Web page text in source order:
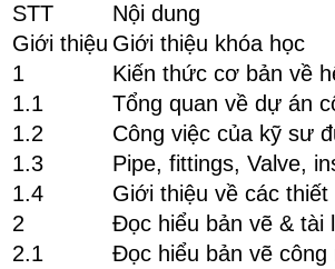
STT
Nội dung
Giới thiệu Giới thiệu khóa học
1
Kiến thức cơ bản về
1.1
Tổng quan về dự án
1.2
Công việc của kỹ sư
1.3
Pipe, fittings, Valve,
1.4
Giới thiệu về các
2
Đọc hiểu bản vẽ & tài
2.1
Đọc hiểu bản vẽ công